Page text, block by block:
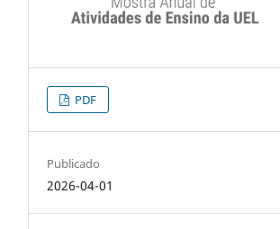
PDF
Publicado
2026-04-01